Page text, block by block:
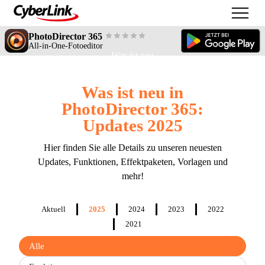
PhotoDirector 365
All-in-One-Fotoeditor
Was ist neu
Was ist neu in
PhotoDirector 365:
Updates 2025
Hier finden Sie alle Details zu unseren neuesten
Updates, Funktionen, Effektpaketen, Vorlagen und
mehr!
Aktuell 2025 2024 2023
2022
2021
Filter
updates
by
Alle